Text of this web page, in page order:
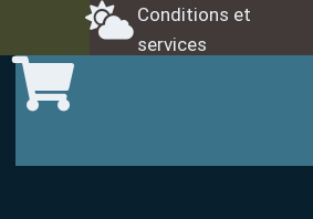
Conditions et
services